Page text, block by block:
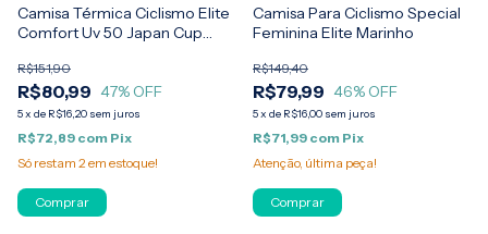
Camisa Térmica Ciclismo Elite
Comfort Uv 50 Japan Cup
R$80,99
R$151,90
47% OFF
5x de R$16,20 sem juros
R$72,89 com Pix
Só restam 2em estoque!
Comprar
Camisa Para Ciclismo Special
Feminina Elite Marinho
R$79,99
R$149,40
46% OFF
5x de R$16,00 sem juros
R$71,99 com Pix
Atenção, última peça!
Comprar